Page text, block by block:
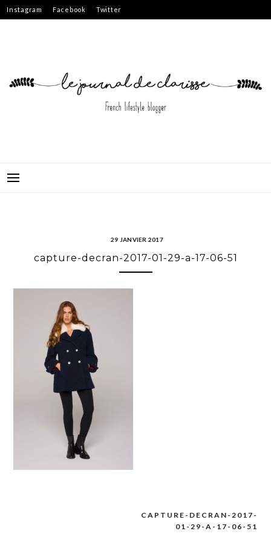
Skip
to
Instagram Facebook Twitter
29 JANVIER 2017
capture-decran-2017-01-29-a-17-06-51
CAPTURE-DECRAN-2017-
01-29-A-17-06-51